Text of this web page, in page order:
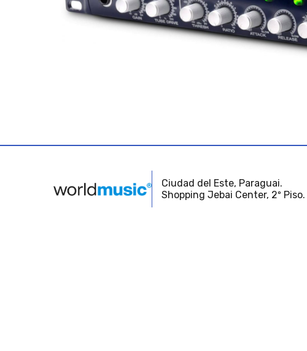
Ciudad del Este, Paraguai.
Shopping Jebai Center, 2º Piso.